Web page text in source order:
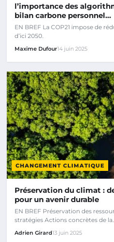
l’importance des
bilan carbone personnel…
EN BREF La COP21 impose de
d’ici 2050.
Maxime Dufour14 juin 2025
CHANGEMENT CLIMATIQUE
Préservation du climat :
pour un avenir durable
EN BREF Préservation des
stratégies Actions concrètes de la…
Adrien Girard13 juin 2025